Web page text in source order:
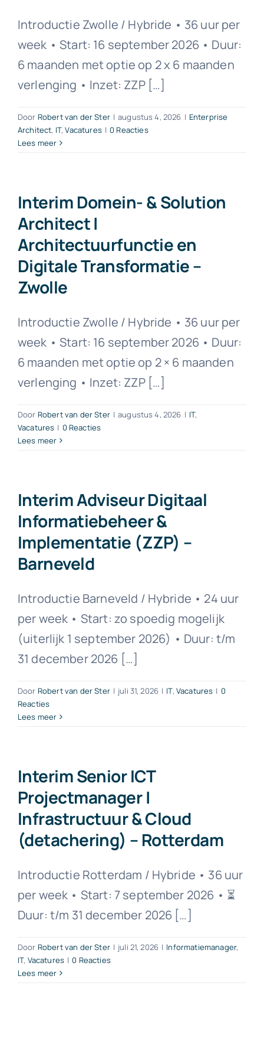
Introductie Zwolle / Hybride • 36 uur per
week • Start: 16 september 2026 • Duur:
6 maanden met optie op 2 x 6 maanden
verlenging • Inzet: ZZP […]
Door Robert van der Ster | augustus 4, 2026 | Enterprise
Architect, IT,Vacatures | 0 Reacties
Lees meer
Interim Domein- & Solution
Architect |
Architectuurfunctie en
Digitale Transformatie –
Zwolle
Introductie Zwolle / Hybride • 36 uur per
week • Start: 16 september 2026 • Duur:
6 maanden met optie op 2 × 6 maanden
verlenging • Inzet: ZZP […]
Door Robert van der Ster | augustus 4, 2026 | IT,
Vacatures | 0 Reacties
Lees meer
Interim Adviseur Digitaal
Informatiebeheer &
Implementatie (ZZP) –
Barneveld
Introductie Barneveld / Hybride • 24 uur
per week • Start: zo spoedig mogelijk
(uiterlijk 1 september 2026) • Duur: t/m
31 december 2026 […]
Door Robert van der Ster | juli 31, 2026 | IT, Vacatures | 0
Reacties
Lees meer
Interim Senior ICT
Projectmanager |
Infrastructuur & Cloud
(detachering) – Rotterdam
Introductie Rotterdam / Hybride • 36 uur
per week • Start: 7 september 2026 • ⏳
Duur: t/m 31 december 2026 […]
Door Robert van der Ster | juli 21, 2026 | Informatiemanager,
IT, Vacatures | 0 Reacties
Lees meer